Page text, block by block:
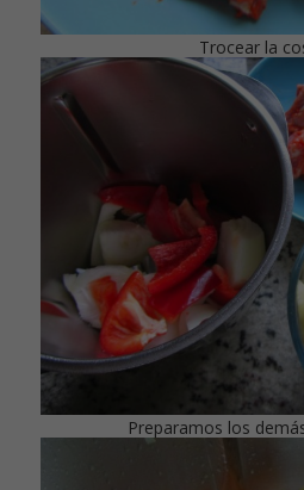
Trocear la
Preparamos los